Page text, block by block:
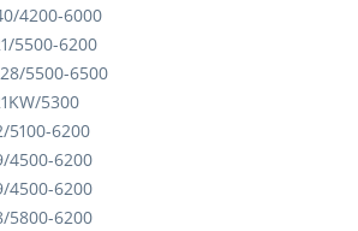
6000
6200
5500-6500
5300
6200
6200
6200
6200